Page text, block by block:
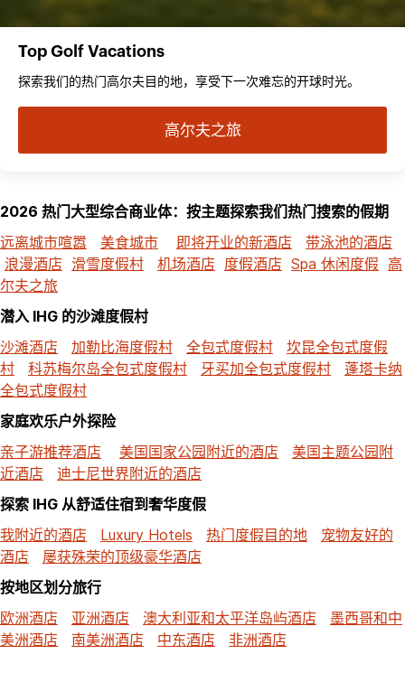
Top Golf Vacations
探索我们的热门高尔夫目的地，享受下一次难忘的开球时光。
高尔夫之旅
2026 热门大型综合商业体：按主题探索我们热门搜索的假期
远离城市喧嚣
美食城市 即将开业的新酒店
带泳池的酒店
浪漫酒店 滑雪度假村 机场酒店 度假酒店 Spa 休闲度假 高
尔夫之旅
潜入 IHG 的沙滩度假村
沙滩酒店
加勒比海度假村 全包式度假村
坎昆全包式度假
村
科苏梅尔岛全包式度假村 牙买加全包式度假村
蓬塔卡纳
全包式度假村
家庭欢乐户外探险
亲子游推荐酒店
美国国家公园附近的酒店
美国主题公园附
近酒店
迪士尼世界附近的酒店
探索 IHG 从舒适住宿到奢华度假
我附近的酒店
Luxury Hotels 热门度假目的地
宠物友好的
酒店
屡获殊荣的顶级豪华酒店
按地区划分旅行
欧洲酒店
亚洲酒店 澳大利亚和太平洋岛屿酒店
墨西哥和中
美洲酒店
南美洲酒店 中东酒店 非洲酒店